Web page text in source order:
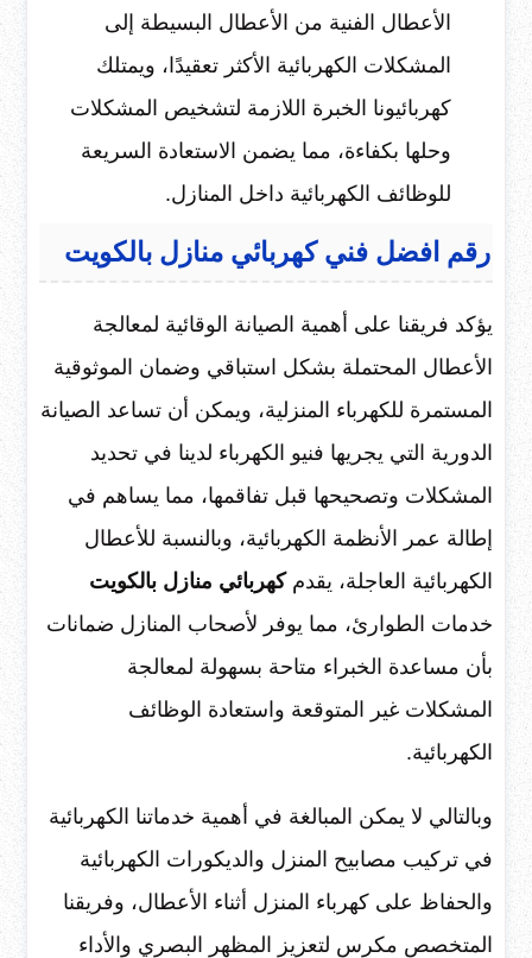
الأعطال الفنية من الأعطال البسيطة إلى
المشكلات الكهربائية الأكثر تعقيدًا، ويمتلك
كهربائيونا الخبرة اللازمة لتشخيص المشكلات
وحلها بكفاءة، مما يضمن الاستعادة السريعة
للوظائف الكهربائية داخل المنازل.
رقم افضل فني كهربائي منازل بالكويت
يؤكد فريقنا على أهمية الصيانة الوقائية لمعالجة
الأعطال المحتملة بشكل استباقي وضمان الموثوقية
المستمرة للكهرباء المنزلية، ويمكن أن تساعد الصيانة
الدورية التي يجريها فنيو الكهرباء لدينا في تحديد
المشكلات وتصحيحها قبل تفاقمها، مما يساهم في
إطالة عمر الأنظمة الكهربائية، وبالنسبة للأعطال
الكهربائية العاجلة، يقدمكهربائي منازل بالكويت
خدمات الطوارئ، مما يوفر لأصحاب المنازل ضمانات
بأن مساعدة الخبراء متاحة بسهولة لمعالجة
المشكلات غير المتوقعة واستعادة الوظائف
الكهربائية.
وبالتالي لا يمكن المبالغة في أهمية خدماتنا الكهربائية
في تركيب مصابيح المنزل والديكورات الكهربائية
والحفاظ على كهرباء المنزل أثناء الأعطال، وفريقنا
المتخصص مكرس لتعزيز المظهر البصري والأداء